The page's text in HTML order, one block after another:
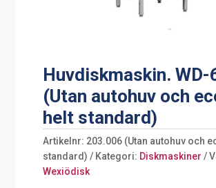
Huvdiskmaskin. WD-
(Utan autohuv och
helt standard)
Artikelnr: 203.006 (Utan autohuv och
standard)
Kategori: Diskmaskiner
Wexiödisk